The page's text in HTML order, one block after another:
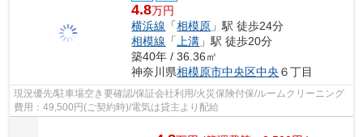
4.8万円
横浜線 「相模原 」駅 徒歩24分
相模線 「 上溝 」駅 徒歩20分
築40年 / 36.36㎡
神奈川県相模原市中央区中央 ６丁目
現況優先/駐車場空き要確認/保証会社利用/火災保険付保/ルームクリーニング
費用：49,500円(ご契約時)/電気は貸主より配給